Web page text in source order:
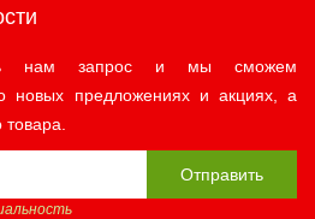
нам запрос и мы сможем
новых предложениях и акциях, а
Отправить